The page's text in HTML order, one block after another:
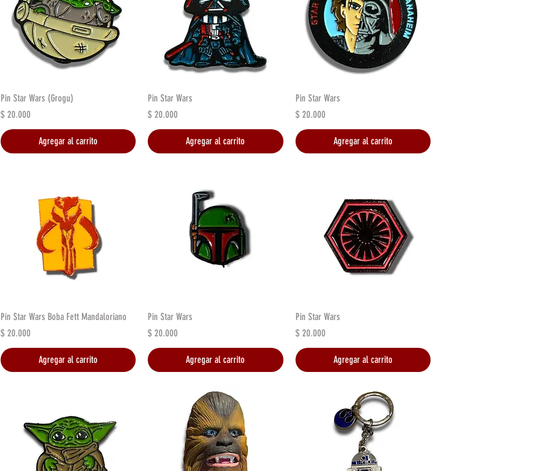
Vista rápida
Pin Star Wars (Grogu)
Precio
$ 20.000
Agregar al carrito
Pin Star Wars
Precio
$ 20.000
Agregar al carrito
Pin Star Wars
Precio
$ 20.000
Agregar al carrito
Vista rápida
Pin Star Wars Boba Fett Mandaloriano
Precio
$ 20.000
Agregar al carrito
Pin Star Wars
Precio
$ 20.000
Agregar al carrito
Pin Star Wars
Precio
$ 20.000
Agregar al carrito